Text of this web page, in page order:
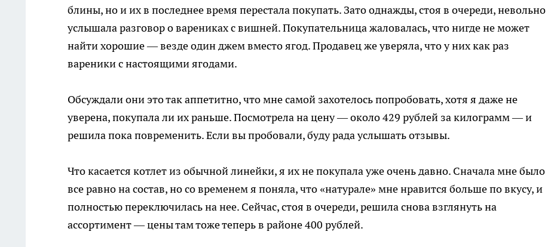
блины, но и их в последнее время перестала покупать. Зато однажды, стоя в очереди, невольно
услышала разговор о варениках с вишней. Покупательница жаловалась, что нигде не может
найти хорошие — везде один джем вместо ягод. Продавец же уверяла, что у них как раз
вареники с настоящими ягодами.
Обсуждали они это так аппетитно, что мне самой захотелось попробовать, хотя я даже не
уверена, покупала ли их раньше. Посмотрела на цену — около 429 рублей за килограмм — и
решила пока повременить. Если вы пробовали, буду рада услышать отзывы.
Что касается котлет из обычной линейки, я их не покупала уже очень давно. Сначала мне было
все равно на состав, но со временем я поняла, что «натурале» мне нравится больше по вкусу, и
полностью переключилась на нее. Сейчас, стоя в очереди, решила снова взглянуть на
ассортимент — цены там тоже теперь в районе 400 рублей.